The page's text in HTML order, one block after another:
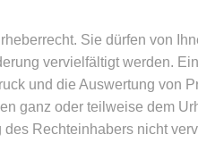
Sie dürfen von
vervielfältigt werden.
und die Auswertung von
ganz oder teilweise dem
Rechteinhabers nicht